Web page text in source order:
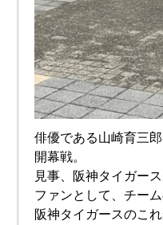
俳優である山崎育三
開幕戦。
見事、阪神タイガー
ファンとして、チー
阪神タイガースのこ